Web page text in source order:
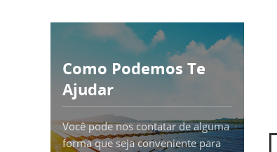
Como Podemos Te
Ajudar
Você pode nos contatar de alguma
forma que seja conveniente para